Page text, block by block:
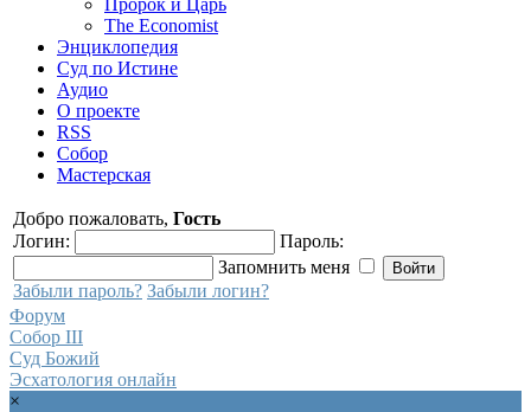
Пророк и Царь
The Economist
Энциклопедия
Суд по Истине
Аудио
О проекте
RSS
Собор
Мастерская
Добро пожаловать, Гость
Логин:
Пароль:
Запомнить меня
Забыли пароль? Забыли логин?
Форум
Собор III
Суд Божий
Эсхатология онлайн
×